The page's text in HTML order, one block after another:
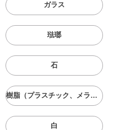
ガラス
琺瑯
石
樹脂（プラスチック、メラニン、シリコン等）
白